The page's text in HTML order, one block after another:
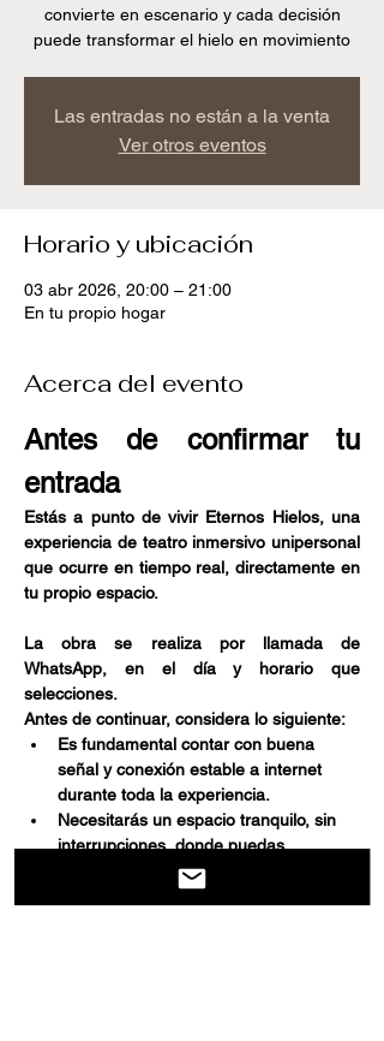
convierte en escenario y cada decisión
puede transformar el hielo en movimiento
Las entradas no están a la venta
Ver otros eventos
Horario y ubicación
03 abr 2026, 20:00 – 21:00
En tu propio hogar
Acerca del evento
Antes de confirmar tu
entrada
Estás a punto de vivir Eternos Hielos, una
experiencia de teatro inmersivo unipersonal
que ocurre en tiempo real, directamente en
tu propio espacio.
La obra se realiza por llamada de
WhatsApp, en el día y horario que
selecciones.
Antes de continuar, considera lo siguiente:
Es fundamental contar con buena
señal y conexión estable a internet
durante toda la experiencia.
Necesitarás un espacio tranquilo, sin
interrupciones, donde puedas
escuchar y participar activamente.